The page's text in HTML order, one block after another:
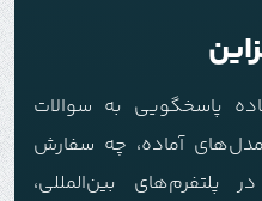
پاسخگویی به سوالات
آماده، چه سفارش
بین‌المللی،